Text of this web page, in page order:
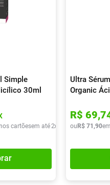
Simple
30ml
cartõesem até2x de R$ 36,20
Ultra
Organic
R$ 69,
ou R$ 71 ,90